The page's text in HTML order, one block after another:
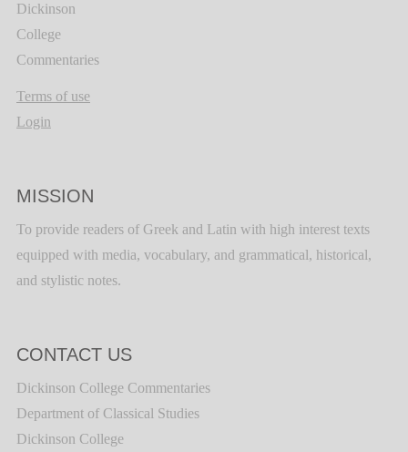
Dickinson
College
Commentaries
Terms of use
Login
MISSION
To provide readers of Greek and Latin with high interest texts
equipped with media, vocabulary, and grammatical, historical,
and stylistic notes.
CONTACT US
Dickinson College Commentaries
Department of Classical Studies
Dickinson College